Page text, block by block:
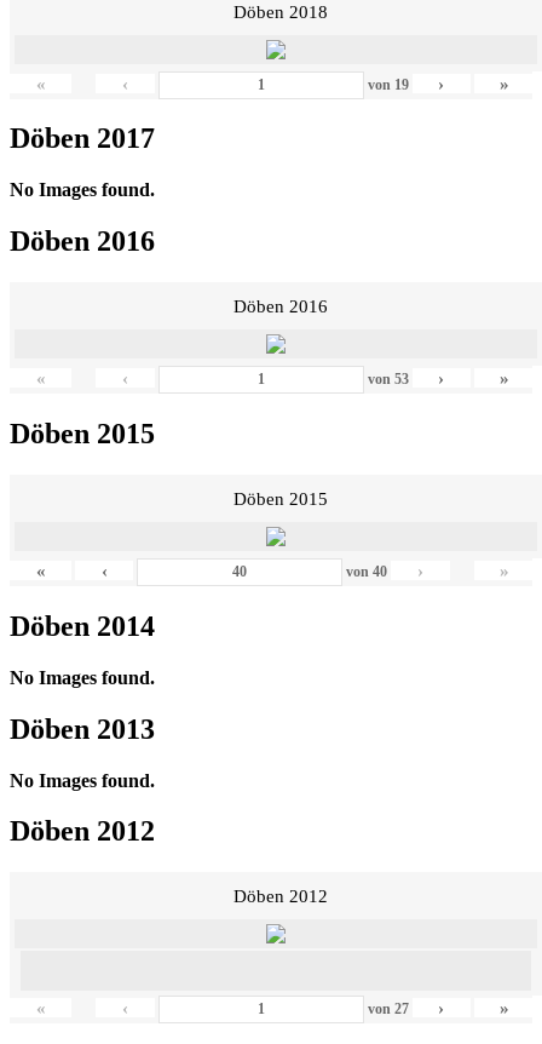
Döben 2018
« ‹ von 19 › »
Döben 2017
No Images found.
Döben 2016
Döben 2016
« ‹ von 53 › »
Döben 2015
Döben 2015
« ‹ von40 › »
Döben 2014
No Images found.
Döben 2013
No Images found.
Döben 2012
Döben 2012
« ‹ von 27 › »